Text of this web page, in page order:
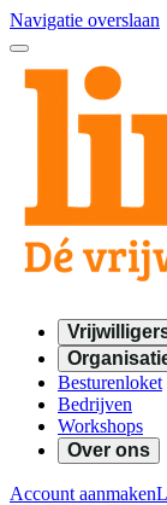
Navigatie overslaan
Besturenloket
Bedrijven
Workshops
Over ons
Account aanmaken